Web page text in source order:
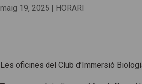
maig 19, 2025 | HORARI
Les oficines del Club d’Immersió